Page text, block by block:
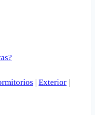
| Exterior |